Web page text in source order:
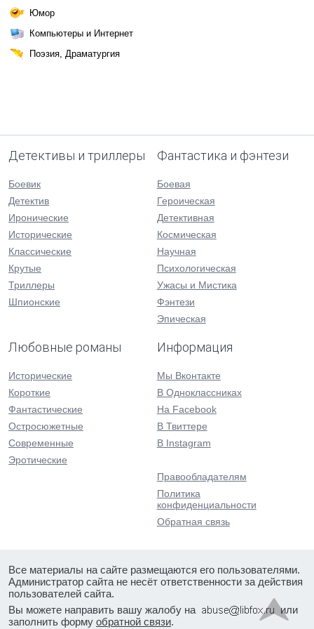
Юмор
Компьютеры и Интернет
Поэзия, Драматургия
Детективы и триллеры
Боевик
Детектив
Иронические
Исторические
Классические
Крутые
Триллеры
Шпионские
Фантастика и фэнтези
Боевая
Героическая
Детективная
Космическая
Научная
Психологическая
Ужасы и Мистика
Фэнтези
Эпическая
Любовные романы
Исторические
Короткие
Фантастические
Остросюжетные
Современные
Эротические
Информация
Мы Вконтакте
В Одноклассниках
На Facebook
В Твиттере
В Instagram
Правообладателям
Политика
конфиденциальности
Обратная связь
Все материалы на сайте размещаются его пользователями.
Администратор сайта не несёт ответственности за действия
пользователей сайта.
Вы можете направить вашу жалобу на
или
заполнить форму обратной связи.